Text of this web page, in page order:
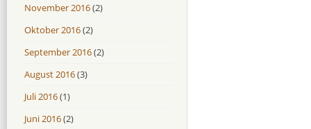
November 2016(2)
Oktober 2016(2)
September 2016(2)
August 2016(3)
Juli 2016(1)
Juni 2016(2)